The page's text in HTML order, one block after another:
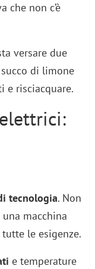
che non c’è
versare due
di limone
e risciacquare.
tecnologia. Non
macchina
le esigenze.
e temperature